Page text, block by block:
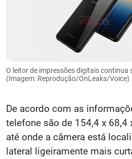
O leitor de impressões digitais
(Imagem: Reprodução/OnLeaks/Voice)
De acordo com as
telefone são de 154,4 x 68,4
até onde a câmera está
lateral ligeiramente mais